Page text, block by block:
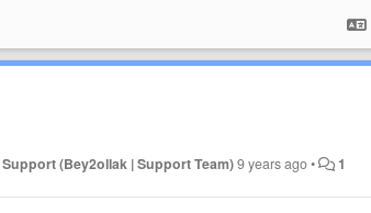
(Bey2ollak | Support Team)9 years ago• 1